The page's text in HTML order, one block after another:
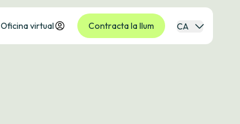
Oficina virtual Contracta la llum CA